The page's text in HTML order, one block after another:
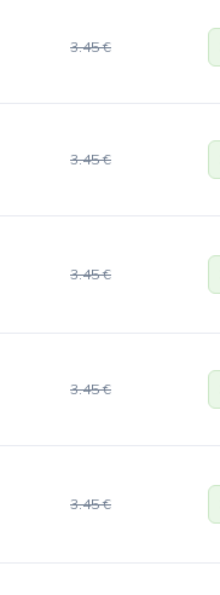
3.45 €
3.45 €
3.45 €
3.45 €
3.45 €